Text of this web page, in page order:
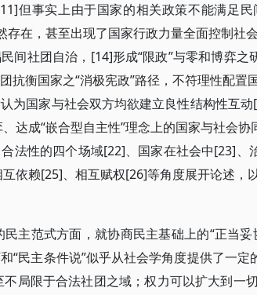
但事实上由于国家的相关政策不能满足民
存在，甚至出现了国家行政力量全面控制社
间社团自治，[14]形成“限政”与零和博弈
抗衡国家之“消极宪政”路径，不符理性配置
为国家与社会双方均欲建立良性结构性互
达成“嵌合型自主性”理念上的国家与社会
法性的四个场域[22]、国家在社会中[23]、
依赖[25]、相互赋权[26]等角度展开论述，
主范式方面，就协商民主基础上的“正当
“民主条件说”似乎从社会学角度提供了一定
局限于合法社团之域；权力可以扩大到一